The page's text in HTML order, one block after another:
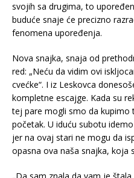
svojih sa drugima, to
buduće snaje će precizno
fenomena upoređenja.
Nova snajka, snaja od
red: „Neću da vidim ovi
cvećke“. I iz Leskovca
kompletne escajge. Kada su
tej pare mogli smo da kupimo
početak. U iduću subotu
jer na ovaj stari ne mogu da
opasna ova naša snajka, koja